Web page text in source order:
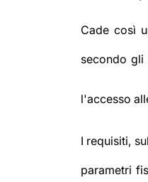
Cade così
secondo
l'accesso
I requisiti,
parametri